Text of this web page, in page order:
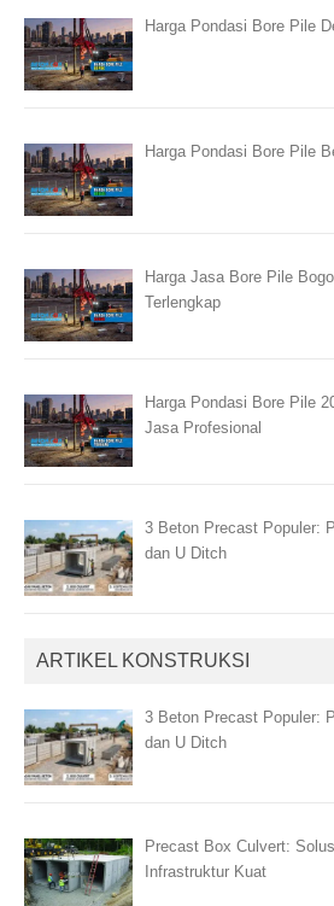
Harga Pondasi Bore Pile
Harga Pondasi Bore Pile
Harga Jasa Bore Pile
Terlengkap
Harga Pondasi Bore Pile
Jasa Profesional
3 Beton Precast Populer:
dan U Ditch
ARTIKEL KONSTRUKSI
3 Beton Precast Populer:
dan U Ditch
Precast Box Culvert:
Infrastruktur Kuat